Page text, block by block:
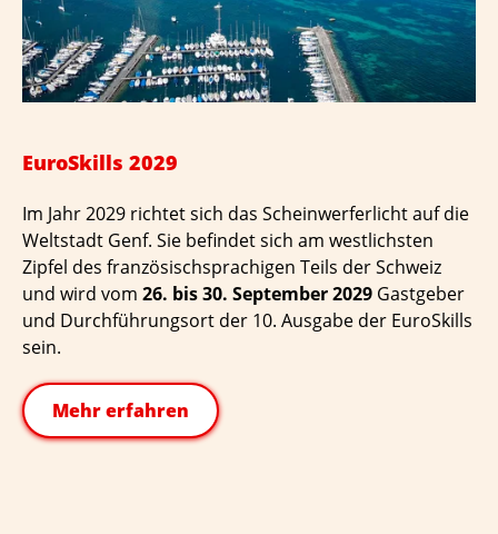
EuroSkills 2029
Im Jahr 2029 richtet sich das Scheinwerferlicht auf die
Weltstadt Genf. Sie befindet sich am westlichsten
Zipfel des französischsprachigen Teils der Schweiz
und wird vom 26. bis 30. September 2029 Gastgeber
und Durchführungsort der 10. Ausgabe der EuroSkills
sein.
Mehr erfahren